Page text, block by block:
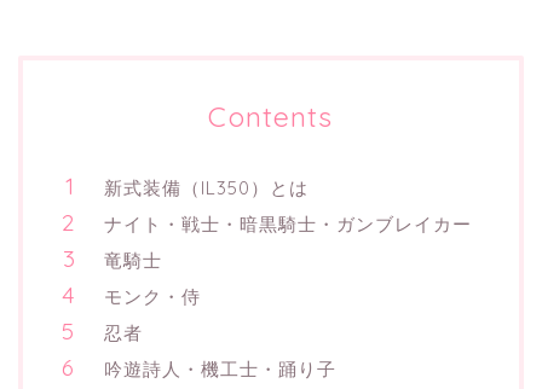
Contents
新式装備（IL350）とは
ナイト・戦士・暗黒騎士・ガンブレイカー
竜騎士
モンク・侍
忍者
吟遊詩人・機工士・踊り子